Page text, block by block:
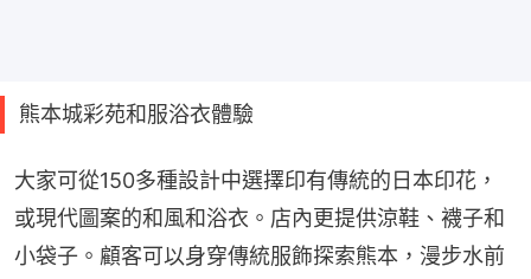
熊本城彩苑和服浴衣體驗
大家可從150多種設計中選擇印有傳統的日本印花，
或現代圖案的和風和浴衣。店內更提供涼鞋、襪子和
小袋子。顧客可以身穿傳統服飾探索熊本，漫步水前